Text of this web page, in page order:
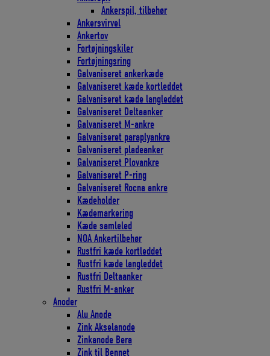
Ankerspil, tilbehør
Ankersvirvel
Ankertov
Fortøjningskiler
Fortøjningsring
Galvaniseret ankerkæde
Galvaniseret kæde kortleddet
Galvaniseret kæde langleddet
Galvaniseret Deltaanker
Galvaniseret M-ankre
Galvaniseret paraplyankre
Galvaniseret pladeanker
Galvaniseret Plovankre
Galvaniseret P-ring
Galvaniseret Rocna ankre
Kædeholder
Kædemarkering
Kæde samleled
NOA Ankertilbehør
Rustfri kæde kortleddet
Rustfri kæde langleddet
Rustfri Deltaanker
Rustfri M-anker
Anoder
Alu Anode
Zink Akselanode
Zinkanode Bera
Zink til Bennet